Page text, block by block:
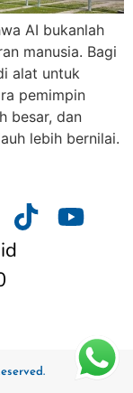
AI bukanlah
manusia. Bagi
alat untuk
pemimpin
besar, dan
lebih bernilai.